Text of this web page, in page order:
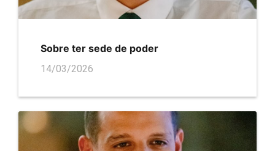
Sobre ter sede de poder
14/03/2026